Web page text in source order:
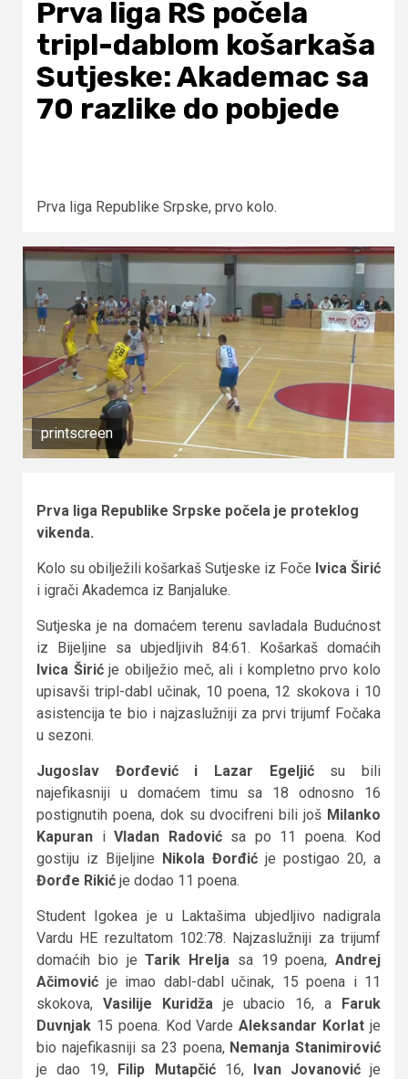
Prva liga RS počela
tripl-dablom košarkaša
Sutjeske: Akademac sa
70 razlike do pobjede
Prva liga Republike Srpske, prvo kolo.
printscreen
Prva liga Republike Srpske počela je proteklog
vikenda.
Kolo su obilježili košarkaš Sutjeske iz Foče Ivica Širić
i igrači Akademca iz Banjaluke.
Sutjeska je na domaćem terenu savladala Budućnost
iz Bijeljine sa ubjedljivih 84:61. Košarkaš domaćih
Ivica Širićje obilježio meč, ali i kompletno prvo kolo
upisavši tripl-dabl učinak, 10 poena, 12 skokova i 10
asistencija te bio i najzaslužniji za prvi trijumf Fočaka
u sezoni.
Jugoslav Đorđević i Lazar Egeljićsu bili
najefikasniji u domaćem timu sa 18 odnosno 16
postignutih poena, dok su dvocifreni bili još Milanko
Kapuran i Vladan Radovićsa po 11 poena. Kod
gostiju iz Bijeljine Nikola Đorđić je postigao 20, a
Đorđe Rikić je dodao 11 poena.
Student Igokea je u Laktašima ubjedljivo nadigrala
Vardu HE rezultatom 102:78. Najzaslužniji za trijumf
domaćih bio jeTarik Hrelja sa 19 poena, Andrej
Ačimović je imao dabl-dabl učinak, 15 poena i 11
skokova, Vasilije Kuridža je ubacio 16, a Faruk
Duvnjak 15 poena. Kod Varde Aleksandar Korlat je
bio najefikasniji sa 23 poena,Nemanja Stanimirović
je dao 19, Filip Mutapčić 16, Ivan Jovanovićje